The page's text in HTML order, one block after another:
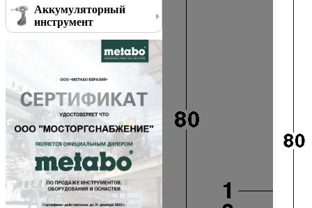
Аккумуляторный
инструмент